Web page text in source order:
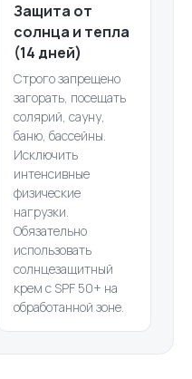
Защита от
солнца и тепла
(14 дней)
Строго запрещено
загорать, посещать
солярий, сауну,
баню, бассейны.
Исключить
интенсивные
физические
нагрузки.
Обязательно
использовать
солнцезащитный
крем с SPF 50+ на
обработанной зоне.